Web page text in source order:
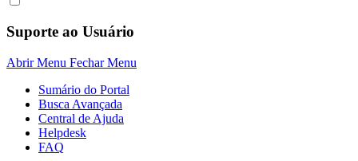
Suporte ao Usuário
Abrir Menu Fechar Menu
Sumário do Portal
Busca Avançada
Central de Ajuda
Helpdesk
FAQ